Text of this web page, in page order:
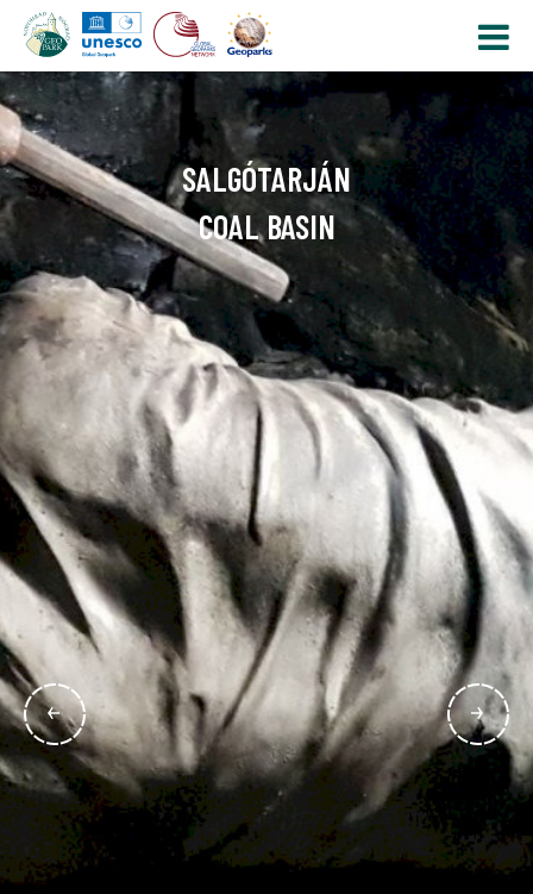
SALGÓTARJÁN
COAL BASIN